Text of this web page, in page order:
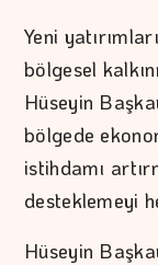
Yeni
bölgesel
Hüseyin
bölgede
istihdamı
desteklemeyi
Hüseyin